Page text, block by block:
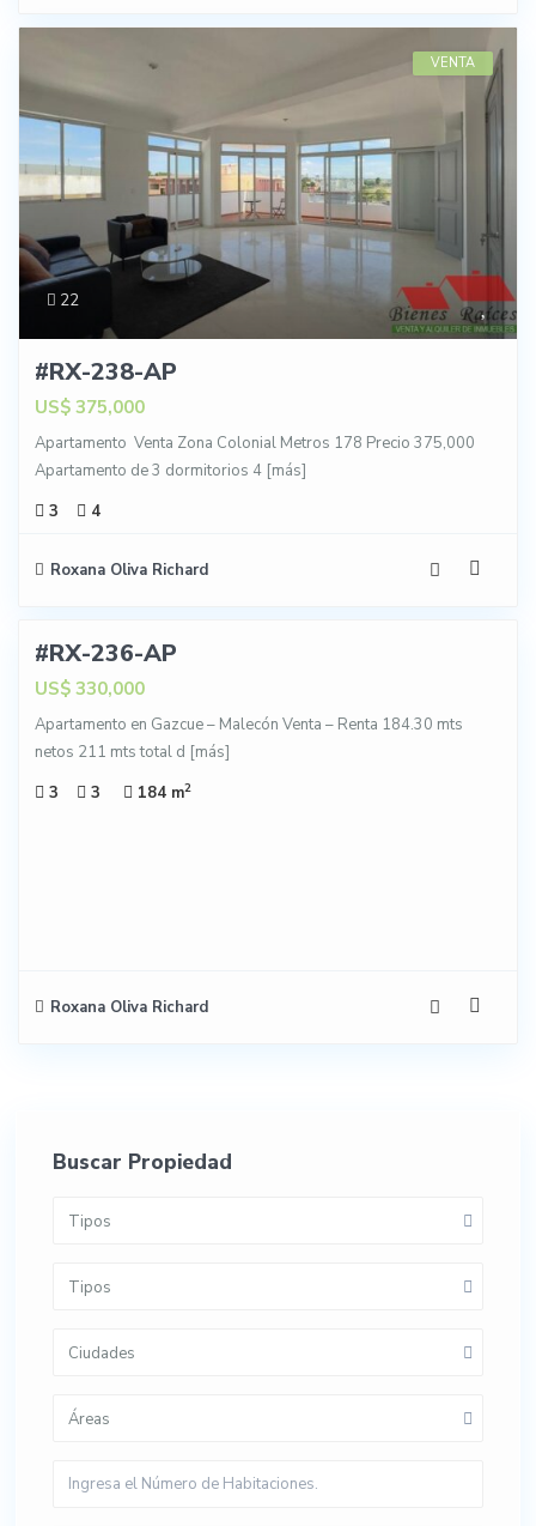
22
VENTA
#RX-238-AP
US$ 375,000
Apartamento Venta Zona Colonial Metros 178 Precio 375,000
Apartamento de 3 dormitorios 4 [más]
3
4
Roxana Oliva Richard
15
#RX-236-AP
US$ 330,000
Apartamento en Gazcue – Malecón Venta – Renta 184.30 mts
netos 211 mts total d [más]
3
3 184 m2
Roxana Oliva Richard
Buscar Propiedad
Tipos
Tipos
Ciudades
Áreas